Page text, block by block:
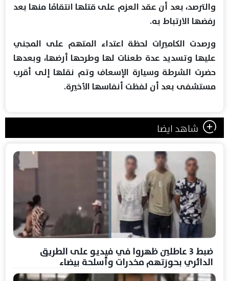
والترصد، بعد أن عقد العزم على قتلها انتقامًا منها بعد
رفضها الارتباط به.
ورصدت الكاميرات لحظة اعتداء المتهم على المجني
عليها وتسديد عدة طعنات لها وطرحها أرضها، وبعدها
حضرت الشرطة وسيارة الإسعاف وتم نقلها إلى أقرب
مستشفى بعد أن لفظت أنفاسها الأخيرة.
شاهد ايضا
ضبط 3 عاطلين ظهروا في فيديو على الطريق
الدائري بحوزتهم مخدرات وأسلحة بيضاء